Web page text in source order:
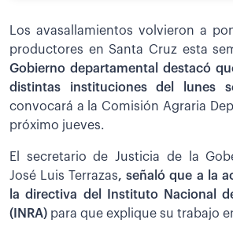
Los avasallamientos volvieron a
productores en Santa Cruz esta
Gobierno departamental destacó
distintas instituciones del lunes
convocará a la Comisión Agraria
próximo jueves.
El secretario de Justicia de la
José Luis Terrazas, señaló que a la
la directiva del Instituto Nacional
(INRA) para que explique su trabajo